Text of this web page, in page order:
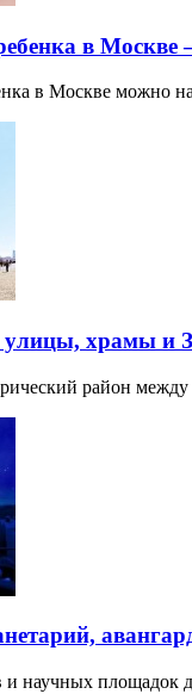
в
в Москве можно
храмы и
район
и научных